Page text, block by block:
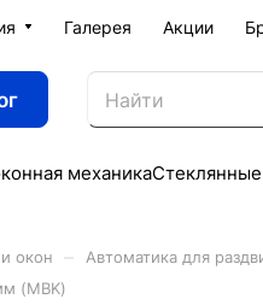
Галерея Акции
механика
окон Автоматика для
(MBK)